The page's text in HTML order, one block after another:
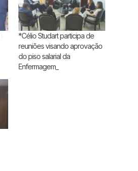
*Célio Studart participa de
reuniões visando aprovação
do piso salarial da
Enfermagem_